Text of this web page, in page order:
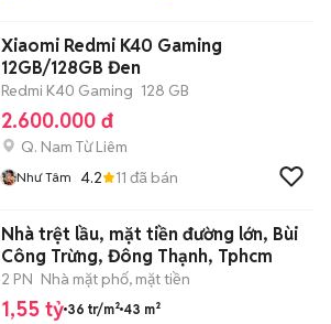
Xiaomi Redmi K40 Gaming
12GB/128GB Đen
Redmi K40 Gaming 128 GB
2.600.000 đ
Q. Nam Từ Liêm
Như Tâm 4.2 11 đã bán
Nhà trệt lầu, mặt tiền đường lớn, Bùi
Công Trừng, Đông Thạnh, Tphcm
2 PN Nhà mặt phố, mặt tiền
1,55 tỷ 36 tr/m² 43 m²